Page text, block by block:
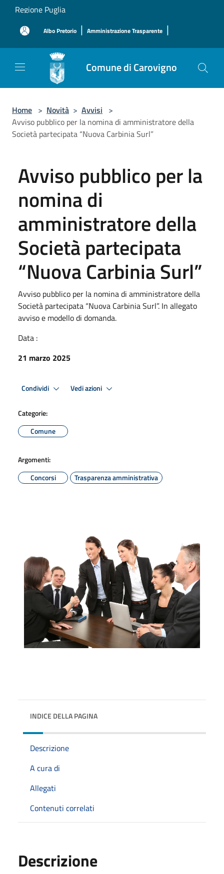
Salta al contenuto principale
Regione Puglia
Albo Pretorio | Amministrazione Trasparente |
Comune di Carovigno
Home > Novità > Avvisi >
Avviso pubblico per la nomina di amministratore della
Società partecipata “Nuova Carbinia Surl”
Avviso pubblico per la
nomina di
amministratore della
Società partecipata
“Nuova Carbinia Surl”
Avviso pubblico per la nomina di amministratore della
Società partecipata “Nuova Carbinia Surl”. In allegato
avviso e modello di domanda.
Data :
21 marzo 2025
Condividi Vedi azioni
Categorie:
Comune
Argomenti:
Concorsi
Trasparenza amministrativa
INDICE DELLA PAGINA
Descrizione
A cura di
Allegati
Contenuti correlati
Descrizione